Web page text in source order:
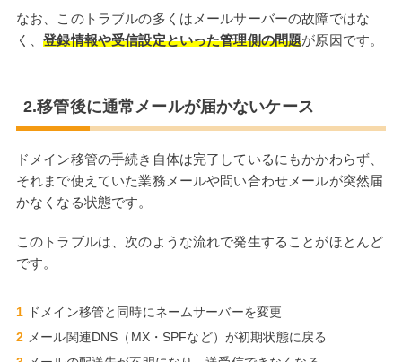
なお、このトラブルの多くはメールサーバーの故障ではな
く、登録情報や受信設定といった管理側の問題が原因です。
2.移管後に通常メールが届かないケース
ドメイン移管の手続き自体は完了しているにもかかわらず、
それまで使えていた業務メールや問い合わせメールが突然届
かなくなる状態です。
このトラブルは、次のような流れで発生することがほとんど
です。
ドメイン移管と同時にネームサーバーを変更
メール関連DNS（MX・SPFなど）が初期状態に戻る